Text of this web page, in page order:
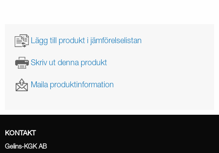
Lägg till produkt i jämförelselistan
Skriv ut denna produkt
Maila produktinformation
KONTAKT
Gelins-KGK AB